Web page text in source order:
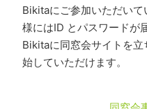
Bikitaにご参加いただい
様にはID とパスワードが
Bikitaに同窓会サイトを
始していただけます。